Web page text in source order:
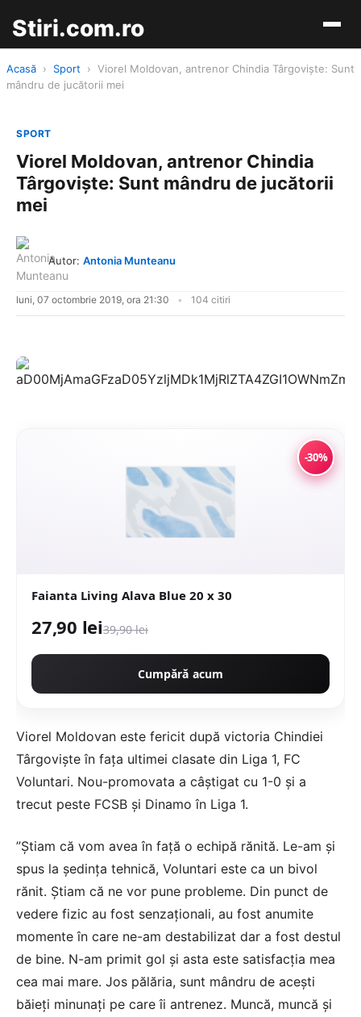
Stiri.com.ro
Acasă › Sport › Viorel Moldovan, antrenor Chindia Târgoviște: Sunt
mândru de jucătorii mei
SPORT
Viorel Moldovan, antrenor Chindia
Târgoviște: Sunt mândru de jucătorii
mei
Autor: Antonia Munteanu
luni, 07 octombrie 2019, ora 21:30 104 citiri
-30%
Faianta Living Alava Blue 20 x 30
27,90 lei39,90 lei
Cumpără acum
Viorel Moldovan este fericit după victoria Chindiei
Târgoviște în fața ultimei clasate din Liga 1, FC
Voluntari. Nou-promovata a câștigat cu 1-0 și a
trecut peste FCSB și Dinamo în Liga 1.
”Știam că vom avea în față o echipă rănită. Le-am și
spus la ședința tehnică, Voluntari este ca un bivol
rănit. Știam că ne vor pune probleme. Din punct de
vedere fizic au fost senzaționali, au fost anumite
momente în care ne-am destabilizat dar a fost destul
de bine. N-am primit gol și asta este satisfacția mea
cea mai mare. Jos pălăria, sunt mândru de acești
băieți minunați pe care îi antrenez. Muncă, muncă și